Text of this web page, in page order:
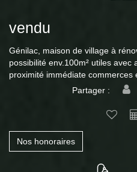
vendu
Génilac, maison de village à
possibilité env.100m² utiles avec
proximité immédiate commerces
Partager :
Nos honoraires